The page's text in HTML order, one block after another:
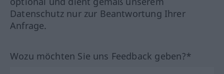
Datenschutz nur zur Beantwortung Ihrer
Anfrage.
Wozu möchten Sie uns Feedback geben?*